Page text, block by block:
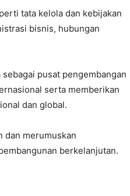
tata kelola dan kebijakan
bisnis, hubungan
pusat pengembangan
serta memberikan
dan global.
dan merumuskan
berkelanjutan.